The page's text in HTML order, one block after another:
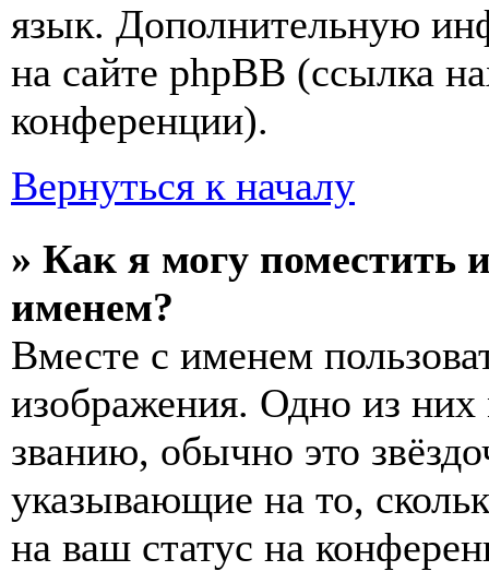
язык. Дополнительную
на сайте phpBB (ссылка
конференции).
Вернуться к началу
» Как я могу поместить
именем?
Вместе с именем
изображения. Одно из
званию, обычно это
указывающие на то,
на ваш статус на